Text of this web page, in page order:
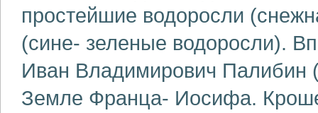
простейшие водоросли
(сине- зеленые водоросли).
Иван Владимирович Палибин
Земле Франца- Иосифа.